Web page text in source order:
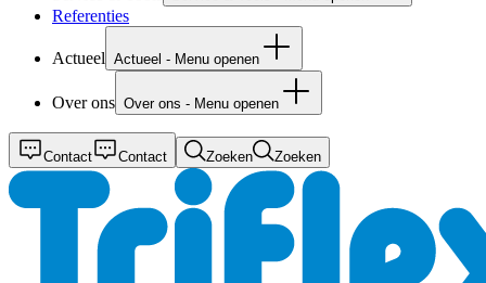
Referenties
Actueel Actueel - Menu openen
Over ons Over ons - Menu openen
Contact Contact Zoeken Zoeken